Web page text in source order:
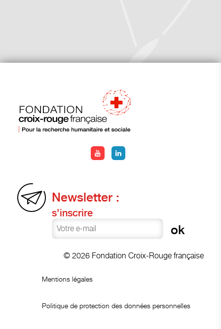
Newsletter :
s'inscrire
© 2026 Fondation Croix-Rouge française
Mentions légales
Politique de protection des données personnelles